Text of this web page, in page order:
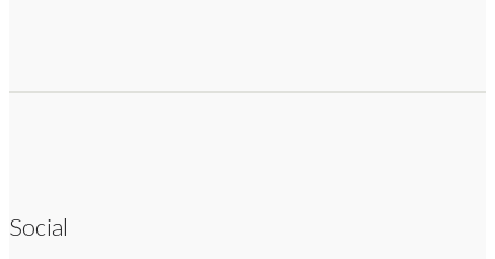
Social